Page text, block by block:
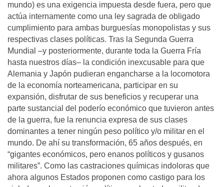
mundo) es una exigencia impuesta desde fuera, pero que
actúa internamente como una ley sagrada de obligado
cumplimiento para ambas burguesías monopolistas y sus
respectivas clases políticas. Tras la Segunda Guerra
Mundial –y posteriormente, durante toda la Guerra Fría
hasta nuestros días– la condición inexcusable para que
Alemania y Japón pudieran engancharse a la locomotora
de la economía norteamericana, participar en su
expansión, disfrutar de sus beneficios y recuperar una
parte sustancial del poderío económico que tuvieron antes
de la guerra, fue la renuncia expresa de sus clases
dominantes a tener ningún peso político y/o militar en el
mundo. De ahí su transformación, 65 años después, en
“gigantes económicos, pero enanos políticos y gusanos
militares”. Como las castraciones químicas indoloras que
ahora algunos Estados proponen como castigo para los